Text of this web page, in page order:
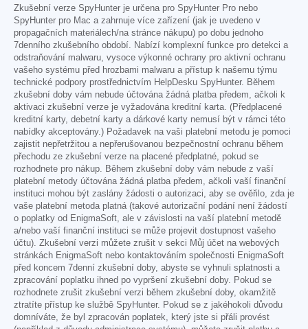
Zkušební verze SpyHunter je určena pro SpyHunter Pro nebo
SpyHunter pro Mac a zahrnuje více zařízení (jak je uvedeno v
propagačních materiálech/na stránce nákupu) po dobu jednoho
7denního zkušebního období. Nabízí komplexní funkce pro detekci a
odstraňování malwaru, vysoce výkonné ochrany pro aktivní ochranu
vašeho systému před hrozbami malwaru a přístup k našemu týmu
technické podpory prostřednictvím HelpDesku SpyHunter. Během
zkušební doby vám nebude účtována žádná platba předem, ačkoli k
aktivaci zkušební verze je vyžadována kreditní karta. (Předplacené
kreditní karty, debetní karty a dárkové karty nemusí být v rámci této
nabídky akceptovány.) Požadavek na vaši platební metodu je pomoci
zajistit nepřetržitou a nepřerušovanou bezpečnostní ochranu během
přechodu ze zkušební verze na placené předplatné, pokud se
rozhodnete pro nákup. Během zkušební doby vám nebude z vaší
platební metody účtována žádná platba předem, ačkoli vaší finanční
instituci mohou být zaslány žádosti o autorizaci, aby se ověřilo, zda je
vaše platební metoda platná (takové autorizační podání není žádostí
o poplatky od EnigmaSoft, ale v závislosti na vaší platební metodě
a/nebo vaší finanční instituci se může projevit dostupnost vašeho
účtu). Zkušební verzi můžete zrušit v sekci Můj účet na webových
stránkách EnigmaSoft nebo kontaktováním společnosti EnigmaSoft
před koncem 7denní zkušební doby, abyste se vyhnuli splatnosti a
zpracování poplatku ihned po vypršení zkušební doby. Pokud se
rozhodnete zrušit zkušební verzi během zkušební doby, okamžitě
ztratíte přístup ke službě SpyHunter. Pokud se z jakéhokoli důvodu
domníváte, že byl zpracován poplatek, který jste si přáli provést